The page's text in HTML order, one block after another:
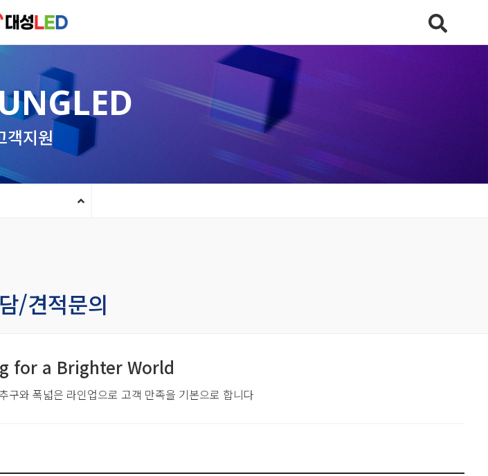
객지원
/견적문의
for a Brighter World
구와폭넓은 라인업으로 고객 만족을 기본으로 합니다